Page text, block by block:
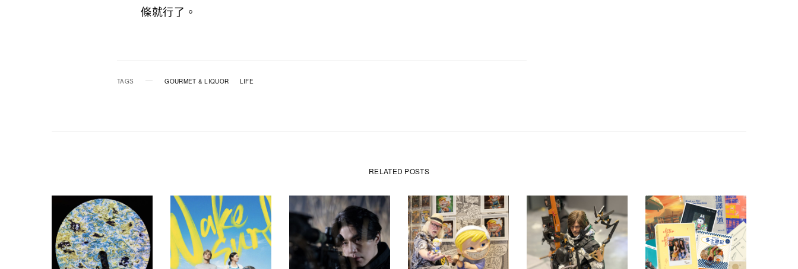
條就行了。
TAGS GOURMET & LIQUOR LIFE
RELATED POSTS